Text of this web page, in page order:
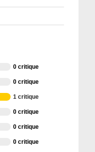
0 critique
0 critique
1 critique
0 critique
0 critique
0 critique